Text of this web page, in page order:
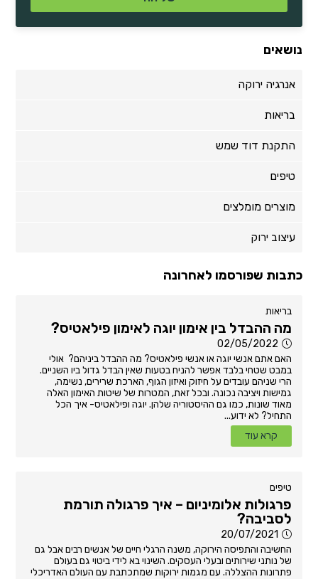
נושאים
אנרגיה ירוקה
בריאות
התקנת דוד שמש
טיפים
מוצרים מומלצים
עיצוב ירוק
כתבות שפורסמו לאחרונה
בריאות
מה ההבדל בין אימון יוגה לאימון פילאטיס?
02/05/2022
האם אתם אנשי יוגה או אנשי פילאטיס? מה ההבדל ביניהם? אולי
במבט שטחי בלבד אפשר להניח בטעות שאין הבדל גדול ביו השניים.
הרי שניהם עובדים על חיזוק ואיזון הגוף, הארכת שרירים, נשימה,
גמישות ויציבה נכונה. ובכל זאת, המטרות של שיטות האימון האלה
מאוד שונות, כמו גם ההיסטוריה שלהן. יוגה ופילאטיס- איך הכל
התחיל? לא ידוע...
קרא עוד
טיפים
פרגולות אלומיניום – איך פרגולה תורמת
לסביבה?
20/07/2021
החשיבה והתפיסה הירוקה, משנה הרגלי חיים של אנשים רבים אבל גם
של נותני שירותים ובעלי העסקים. השינוי בא לידי ביטוי גם בעולם
פתרונות ההצללה. עם מגמות ירוקות שמתכתבת עם העולם האדריכלי